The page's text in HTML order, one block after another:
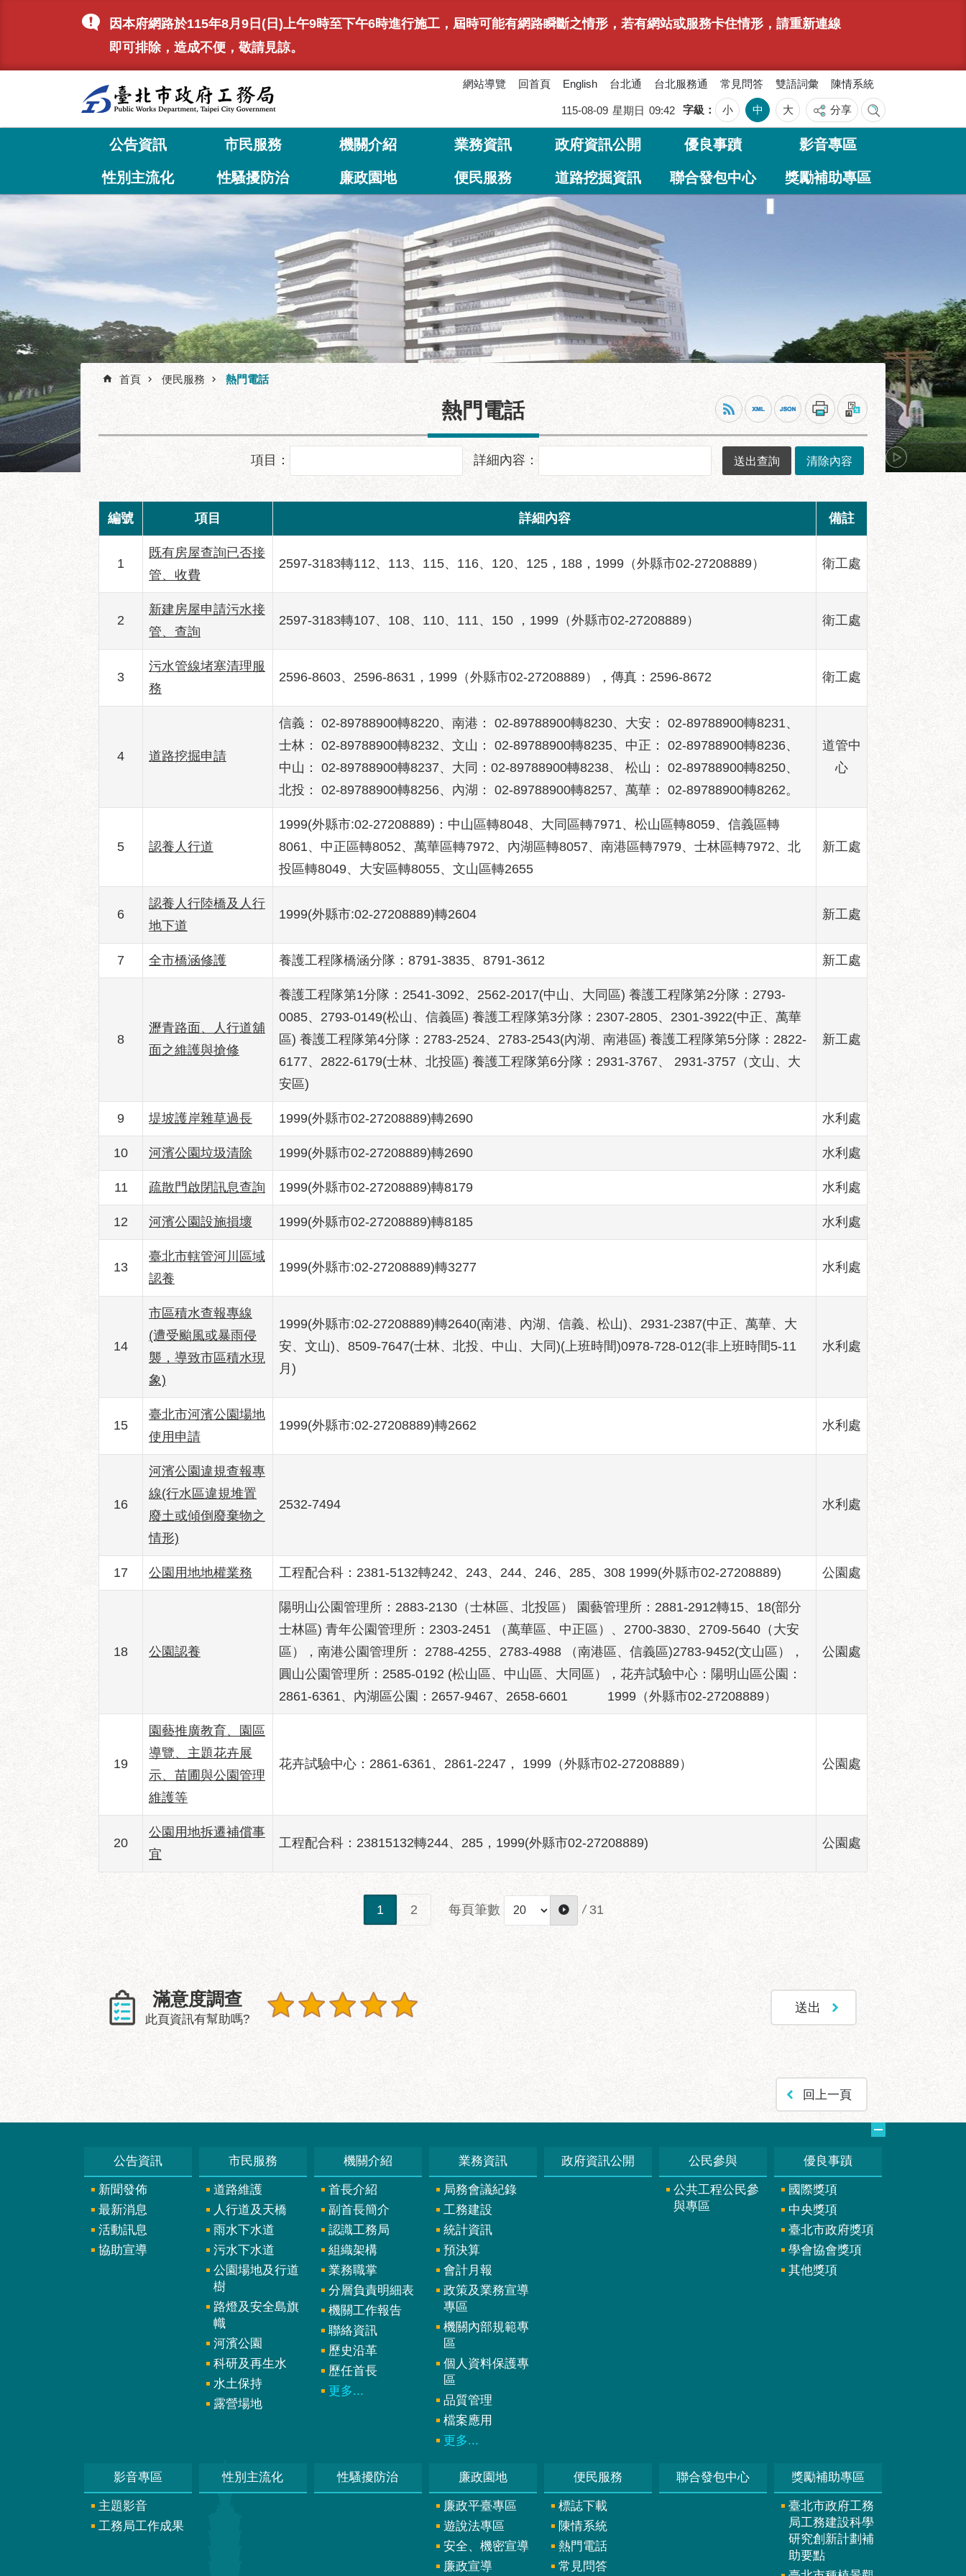
跳到主要內容區塊
因本府網路於115年8月9日(日)上午9時至下午6時進行施工，屆時可能有網路瞬斷之情形，若有網站或服務卡住情形，請重新連線
即可排除，造成不便，敬請見諒。
網站導覽 回首頁 English 台北通 台北服務通 常見問答 雙語詞彙 陳情系統
115-08-09 星期日 09:42 字級 小 中 大 分享
公告資訊 市民服務 機關介紹 業務資訊 政府資訊公開 優良事蹟 影音專區
性別主流化 性騷擾防治 廉政園地 便民服務 道路挖掘資訊 聯合發包中心 獎勵補助專區
陽明教養院永福之家西南向建築透視圖
首頁 便民服務 熱門電話
熱門電話
項目： 詳細內容：
編號 項目 詳細內容 備註
1
既有房屋查詢已否接
管、收費
2597-3183轉112、113、115、116、120、125，188，1999（外縣市02-27208889） 衛工處
2
新建房屋申請污水接
管、查詢
2597-3183轉107、108、110、111、150 ，1999（外縣市02-27208889） 衛工處
3
污水管線堵塞清理服
務
2596-8603、2596-8631，1999（外縣市02-27208889），傳真：2596-8672 衛工處
4 道路挖掘申請
信義： 02-89788900轉8220、南港： 02-89788900轉8230、大安： 02-89788900轉8231、
士林： 02-89788900轉8232、文山： 02-89788900轉8235、中正： 02-89788900轉8236、
中山： 02-89788900轉8237、大同：02-89788900轉8238、 松山： 02-89788900轉8250、
北投： 02-89788900轉8256、內湖： 02-89788900轉8257、萬華： 02-89788900轉8262。
道管中
心
5 認養人行道
1999(外縣市:02-27208889)：中山區轉8048、大同區轉7971、松山區轉8059、信義區轉
8061、中正區轉8052、萬華區轉7972、內湖區轉8057、南港區轉7979、士林區轉7972、北
投區轉8049、大安區轉8055、文山區轉2655
新工處
6
認養人行陸橋及人行
地下道
1999(外縣市:02-27208889)轉2604 新工處
7 全市橋涵修護 養護工程隊橋涵分隊：8791-3835、8791-3612 新工處
8
瀝青路面、人行道舖
面之維護與搶修
養護工程隊第1分隊：2541-3092、2562-2017(中山、大同區) 養護工程隊第2分隊：2793-
0085、2793-0149(松山、信義區) 養護工程隊第3分隊：2307-2805、2301-3922(中正、萬華
區) 養護工程隊第4分隊：2783-2524、2783-2543(內湖、南港區) 養護工程隊第5分隊：2822-
6177、2822-6179(士林、北投區) 養護工程隊第6分隊：2931-3767、 2931-3757（文山、大
安區)
新工處
9 堤坡護岸雜草過長 1999(外縣市02-27208889)轉2690 水利處
10 河濱公園垃圾清除 1999(外縣市02-27208889)轉2690 水利處
11 疏散門啟閉訊息查詢 1999(外縣市02-27208889)轉8179 水利處
12 河濱公園設施損壞 1999(外縣市02-27208889)轉8185 水利處
13
臺北市轄管河川區域
認養
1999(外縣市:02-27208889)轉3277 水利處
14
市區積水查報專線
(遭受颱風或暴雨侵
襲，導致市區積水現
象)
1999(外縣市:02-27208889)轉2640(南港、內湖、信義、松山)、2931-2387(中正、萬華、大
安、文山)、8509-7647(士林、北投、中山、大同)(上班時間)0978-728-012(非上班時間5-11
月)
水利處
15
臺北市河濱公園場地
使用申請
1999(外縣市:02-27208889)轉2662 水利處
16
河濱公園違規查報專
線(行水區違規堆置
廢土或傾倒廢棄物之
情形)
2532-7494 水利處
17 公園用地地權業務 工程配合科：2381-5132轉242、243、244、246、285、308 1999(外縣市02-27208889) 公園處
18 公園認養
陽明山公園管理所：2883-2130（士林區、北投區） 園藝管理所：2881-2912轉15、18(部分
士林區) 青年公園管理所：2303-2451 （萬華區、中正區）、2700-3830、2709-5640（大安
區），南港公園管理所： 2788-4255、2783-4988 （南港區、信義區)2783-9452(文山區），
圓山公園管理所：2585-0192 (松山區、中山區、大同區），花卉試驗中心：陽明山區公園：
2861-6361、內湖區公園：2657-9467、2658-6601 1999（外縣市02-27208889）
公園處
19
園藝推廣教育、園區
導覽、主題花卉展
示、苗圃與公園管理
維護等
花卉試驗中心：2861-6361、2861-2247， 1999（外縣市02-27208889） 公園處
20
公園用地拆遷補償事
宜
工程配合科：23815132轉244、285，1999(外縣市02-27208889) 公園處
1 2 每頁筆數 / 31
滿意度調查
此頁資訊有幫助嗎?
回上一頁
公告資訊
新聞發佈
最新消息
活動訊息
協助宣導
市民服務
道路維護
人行道及天橋
雨水下水道
污水下水道
公園場地及行道
樹
路燈及安全島旗
幟
河濱公園
科研及再生水
水土保持
露營場地
機關介紹
首長介紹
副首長簡介
認識工務局
組織架構
業務職掌
分層負責明細表
機關工作報告
聯絡資訊
歷史沿革
歷任首長
更多...
業務資訊
局務會議紀錄
工務建設
統計資訊
預決算
會計月報
政策及業務宣導
專區
機關內部規範專
區
個人資料保護專
區
品質管理
檔案應用
更多...
政府資訊公開 公民參與
公共工程公民參
與專區
優良事蹟
國際獎項
中央獎項
臺北市政府獎項
學會協會獎項
其他獎項
影音專區
主題影音
工務局工作成果
性別主流化 性騷擾防治 廉政園地
廉政平臺專區
遊說法專區
安全、機密宣導
廉政宣導
便民服務
標誌下載
陳情系統
熱門電話
常見問答
聯合發包中心 獎勵補助專區
臺北市政府工務
局工務建設科學
研究創新計劃補
助要點